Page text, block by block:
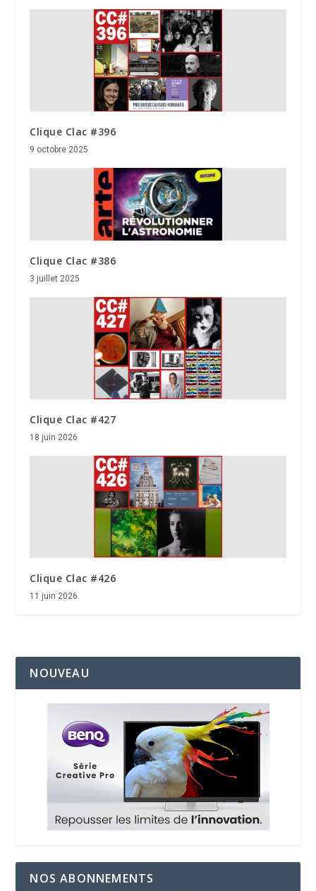
Clique Clac #396
9 octobre 2025
Clique Clac #386
3 juillet 2025
Clique Clac #427
18 juin 2026
Clique Clac #426
11 juin 2026
NOUVEAU
NOS ABONNEMENTS